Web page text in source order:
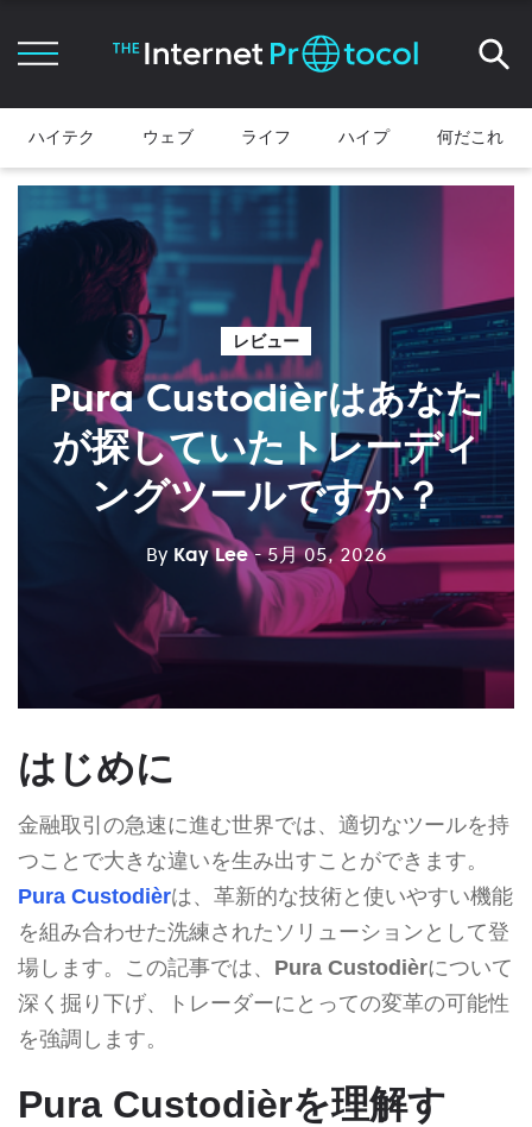
ハイテク ウェブ ライフ ハイプ 何だこれ
レビュー
Pura Custodièrはあなた
が探していたトレーディ
ングツールですか？
By Kay Lee - 5月 05, 2026
はじめに
金融取引の急速に進む世界では、適切なツールを持
つことで大きな違いを生み出すことができます。
Pura Custodièrは、革新的な技術と使いやすい機能
を組み合わせた洗練されたソリューションとして登
場します。この記事では、 Pura Custodièrについて
深く掘り下げ、トレーダーにとっての変革の可能性
を強調します。
Pura Custodièrを理解す